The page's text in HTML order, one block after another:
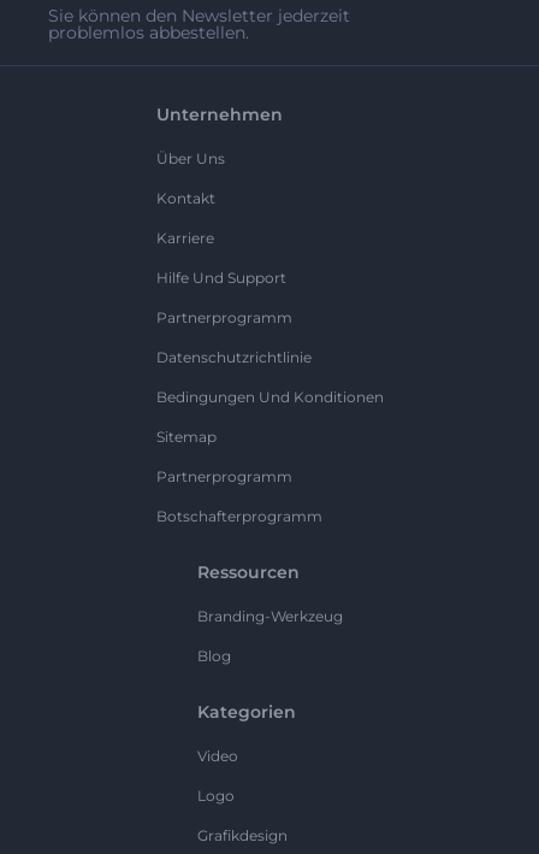
Sie können den Newsletter jederzeit
problemlos abbestellen.
Unternehmen
Über Uns
Kontakt
Karriere
Hilfe Und Support
Partnerprogramm
Datenschutzrichtlinie
Bedingungen Und Konditionen
Sitemap
Partnerprogramm
Botschafterprogramm
Ressourcen
Branding-Werkzeug
Blog
Kategorien
Video
Logo
Grafikdesign